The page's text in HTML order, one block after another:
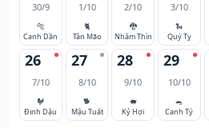
30/9
🐅
Canh Dần
1/10
🐈
Tân Mão
2/10
🐉
Nhâm Thìn
3/10
🐍
Quý Tỵ
26
7/10
🐓
Đinh Dậu
27
8/10
🐕
Mậu Tuất
28
9/10
🐖
Kỷ Hợi
29
10/10
🐀
Canh Tý